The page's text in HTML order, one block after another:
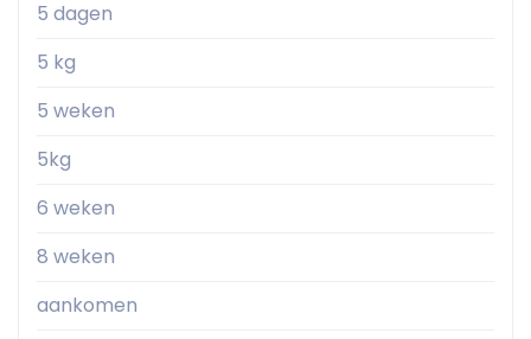
5 dagen
5 kg
5 weken
5kg
6 weken
8 weken
aankomen